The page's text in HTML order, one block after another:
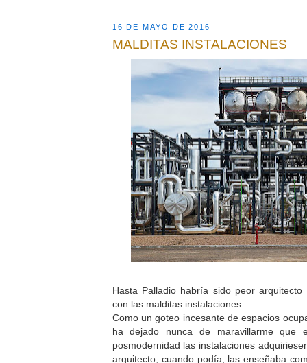
16 DE MAYO DE 2016
MALDITAS INSTALACIONES
Hasta Palladio habría sido peor
con las malditas instalaciones.
Como un goteo incesante de espacios
ha dejado nunca de maravillarme que
posmodernidad las instalaciones
arquitecto, cuando podía, las enseñaba